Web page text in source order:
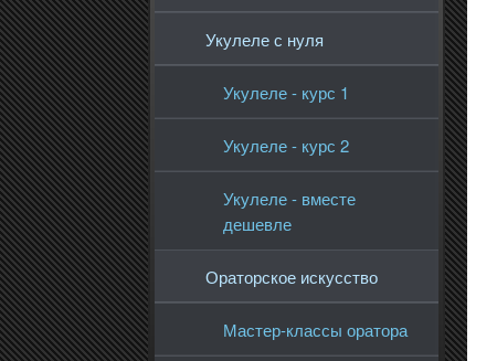
Укулеле с нуля
Укулеле - курс 1
Укулеле - курс 2
Укулеле - вместе
дешевле
Ораторское искусство
Мастер-классы оратора